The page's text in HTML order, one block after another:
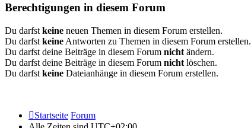
Berechtigungen in diesem Forum
Du darfst keine neuen Themen in diesem Forum erstellen.
Du darfst keine Antworten zu Themen in diesem Forum erstellen.
Du darfst deine Beiträge in diesem Forum nicht ändern.
Du darfst deine Beiträge in diesem Forum nicht löschen.
Du darfst keine Dateianhänge in diesem Forum erstellen.
Startseite Forum